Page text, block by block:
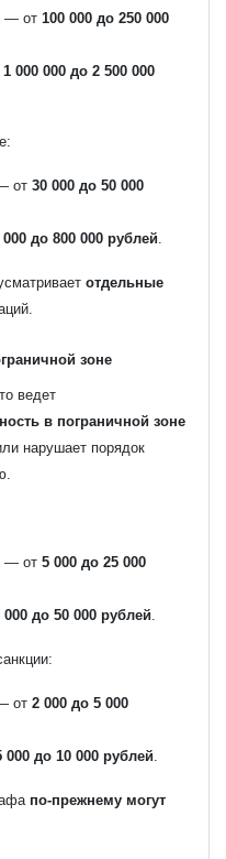
— от 100 000 до 250 000
1 000 000 до 2 500 000
от 30 000 до 50 000
000 до 800 000 рублей
отдельные
зоне
ведет
в пограничной зоне
нарушает порядок
— от 5 000 до 25 000
000 до 50 000 рублей
от 2 000 до 5 000
000 до 10 000 рублей
по-прежнему могут